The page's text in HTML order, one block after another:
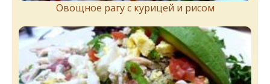
Овощное рагу с курицей и рисом